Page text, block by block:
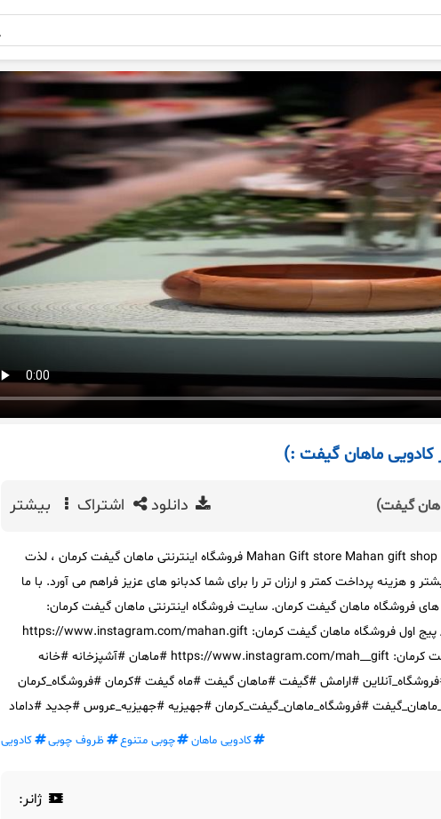
ماهان گیفت :)
دانلود اشتراک بیشتر
فروشگاه ماهان گیفت کرمان Mahan Gift store Mahan gift shop فروشگاه اینترنتی ماهان گیفت کرمان ، لذت
و هزینه پرداخت کمتر و ارزان تر را برای شما کدبانو های عزیز فراهم می آورد. با ما
فروشگاه ماهان گیفت کرمان. سایت فروشگاه اینترنتی ماهان گیفت کرمان:
https://www.mahan.gift/ پیج اول فروشگاه ماهان گیفت کرمان: https://www.instagram.com/mahan.gift
پیج دوم فروشگاه ماهان گیفت کرمان: https://www.instagram.com/mah__gift #ماهان #آشپزخانه #خانه
#ارامش #گیفت #ماهان گیفت #ماه گیفت #کرمان #فروشگاه_کرمان
#فروشگاه_ماهان_گیفت_کرمان #جهیزیه #جهیزیه_عروس #جدید #داماد
کادویی ماهان چوبی متنوع ظروف چوبی کادویی
ژانر: